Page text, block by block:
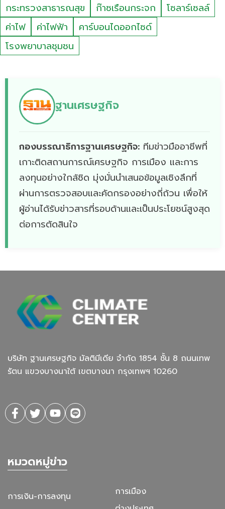
กระทรวงสาธารณสุข
ก๊าซเรือนกระจก
โซลาร์เซลล์
ค่าไฟ
ค่าไฟฟ้า
คาร์บอนไดออกไซด์
โรงพยาบาลชุมชน
ฐานเศรษฐกิจ
กองบรรณาธิการฐานเศรษฐกิจ: ทีมข่าวมืออาชีพที่
เกาะติดสถานการณ์เศรษฐกิจ การเมือง และการ
ลงทุนอย่างใกล้ชิด มุ่งมั่นนำเสนอข้อมูลเชิงลึกที่
ผ่านการตรวจสอบและคัดกรองอย่างถี่ถ้วน เพื่อให้
ผู้อ่านได้รับข่าวสารที่รอบด้านและเป็นประโยชน์สูงสุด
ต่อการตัดสินใจ
บริษัท ฐานเศรษฐกิจ มัลติมีเดีย จํากัด 1854 ชั้น 8 ถนนเทพ
รัตน แขวงบางนาใต้ เขตบางนา กรุงเทพฯ 10260
หมวดหมู่ข่าว
การเงิน-การลงทุน
การเมือง